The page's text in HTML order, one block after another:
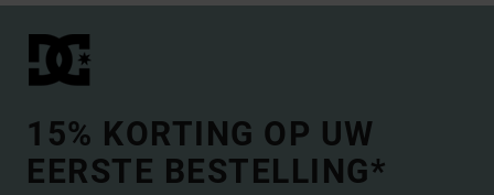
15% KORTING OP UW
EERSTE BESTELLING*